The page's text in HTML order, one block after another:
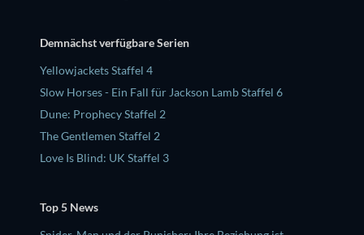
Demnächst verfügbare Serien
Yellowjackets Staffel 4
Slow Horses - Ein Fall für Jackson Lamb Staffel 6
Dune: Prophecy Staffel 2
The Gentlemen Staffel 2
Love Is Blind: UK Staffel 3
Top 5 News